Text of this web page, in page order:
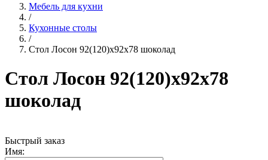
Мебель для кухни
/
Кухонные столы
/
Стол Лосон 92(120)х92х78 шоколад
Стол Лосон 92(120)х92х78
шоколад
Быстрый заказ
Имя: